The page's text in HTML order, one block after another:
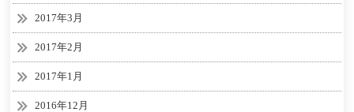
2017年3月
2017年2月
2017年1月
2016年12月